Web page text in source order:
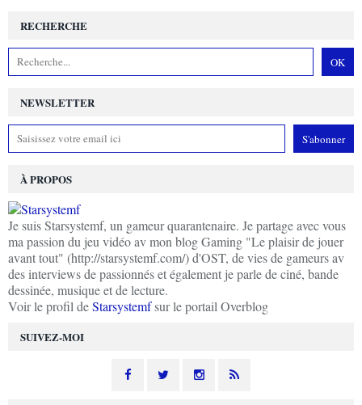
NEWSLETTER
SUIVEZ-MOI
RECHERCHE
À PROPOS
Je suis Starsystemf, un gameur quarantenaire. Je partage avec vous
ma passion du jeu vidéo av mon blog Gaming "Le plaisir de jouer
avant tout" (http://starsystemf.com/) d'OST, de vies de gameurs av
des interviews de passionnés et également je parle de ciné, bande
dessinée, musique et de lecture.
Voir le profil deStarsystemfsur le portail Overblog